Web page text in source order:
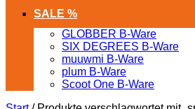
SALE %
GLOBBER B-Ware
SIX DEGREES B-Ware
muuwmi B-Ware
plum B-Ware
Scoot One B-Ware